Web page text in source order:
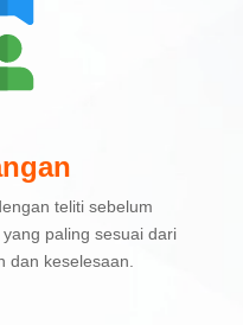
teliti sebelum
paling sesuai dari
dan keselesaan.